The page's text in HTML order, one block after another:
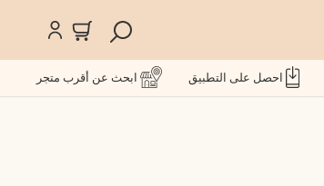
احصل على التطبيق ابحث عن أقرب متجر